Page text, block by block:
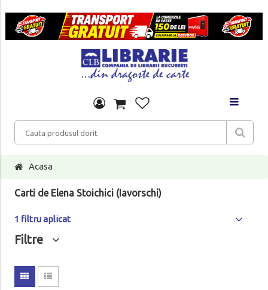
Acasa
Carti de Elena Stoichici (Iavorschi)
1 filtru aplicat
Filtre